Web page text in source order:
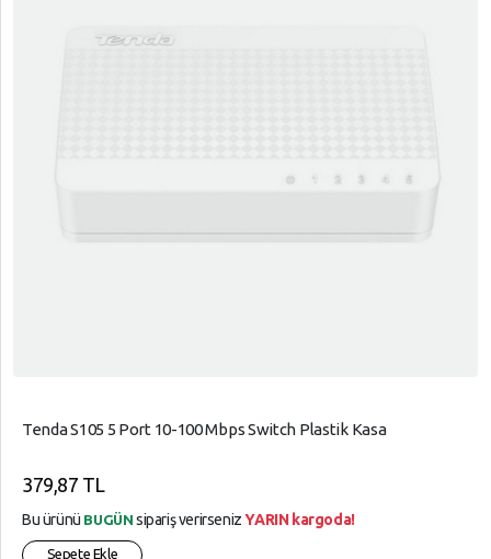
Tenda S105 5 Port 10-100 Mbps Switch Plastik Kasa
379,87 TL
Bu ürünü BUGÜN sipariş verirsenizYARIN kargoda!
Sepete Ekle